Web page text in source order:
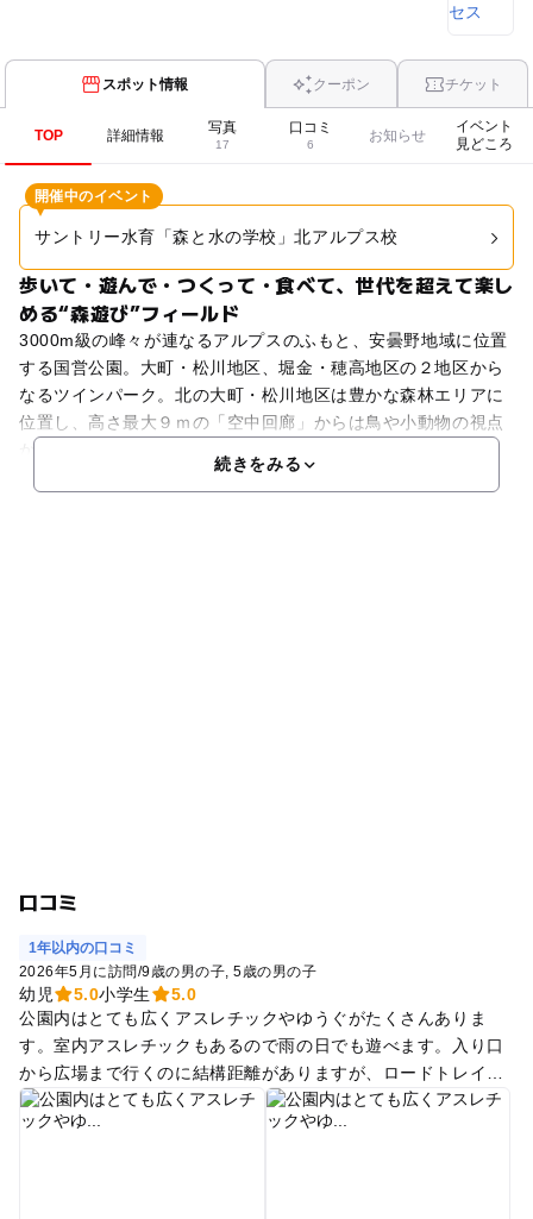
スポット情報 クーポン チケット
TOP 詳細情報 写真
17
口コミ
6
お知らせ
イベント
見どころ
サントリー水育「森と水の学校」北アルプス校
開催中のイベント
歩いて・遊んで・つくって・食べて、世代を超えて楽し
める“森遊び”フィールド
3000m級の峰々が連なるアルプスのふもと、安曇野地域に位置
する国営公園。大町・松川地区、堀金・穂高地区の２地区から
なるツインパーク。北の大町・松川地区は豊かな森林エリアに
位置し、高さ最大９ｍの「空中回廊」からは鳥や小動物の視点
続きをみる
口コミ
1年以内の口コミ
2026年5月に訪問/9歳の男の子 5歳の男の子
幼児 5.0小学生
5.0
公園内はとても広くアスレチックやゆうぐがたくさんありま
す。室内アスレチックもあるので雨の日でも遊べます。入り口
から広場まで行くのに結構距離がありますが、ロードトレイン
に乗ってもいいですし、森の中を散策しながら向かうのも楽し
いと思います。季節毎に色んなイベントをやっていて飽きない